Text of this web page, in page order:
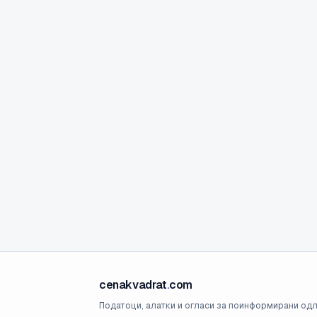
cenakvadrat.com
Податоци, алатки и огласи за поинформирани